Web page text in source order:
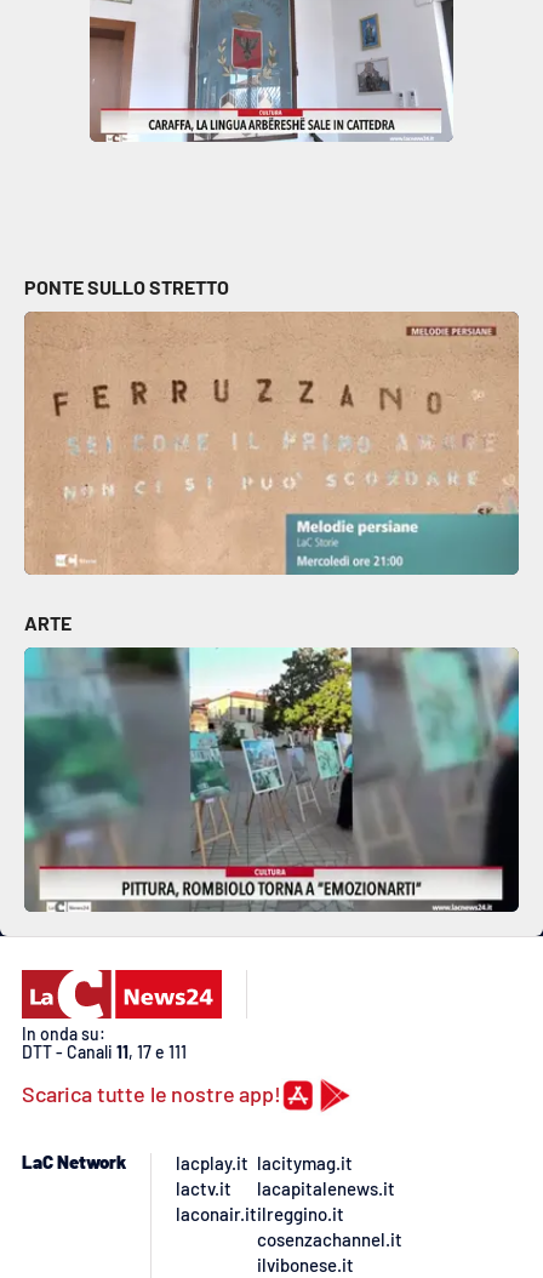
PONTE SULLO STRETTO
ARTE
In onda su:
DTT - Canali 11, 17 e 111
Scarica tutte le nostre app!
LaC Network
lacplay.it
lactv.it
laconair.it
lacitymag.it
lacapitalenews.it
ilreggino.it
cosenzachannel.it
ilvibonese.it